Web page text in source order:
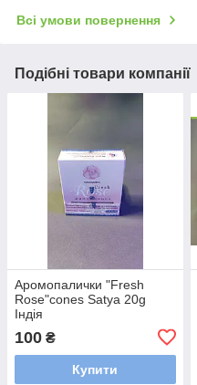
Всі умови повернення
Подібні товари компанії
Аромопалички "Fresh
Rose"cones Satya 20g
Індія
100 ₴
Купити